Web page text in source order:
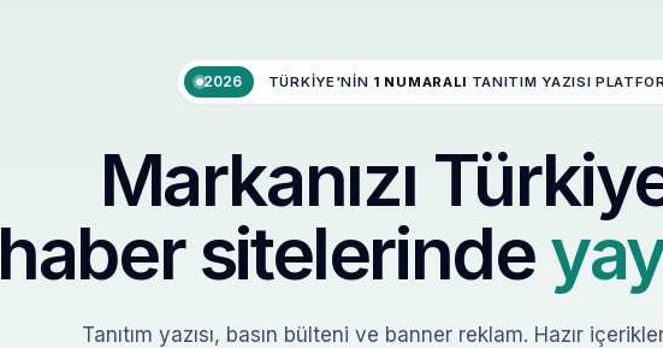
2026 TÜRKIYE'NIN 1 NUMARALI TANITIM YAZISI
Markanızı
haber sitelerinde
Tanıtım yazısı, basın bülteni ve banner reklam. Hazır